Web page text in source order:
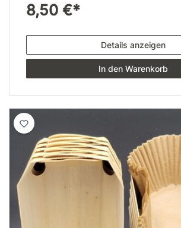
8,50 €*
Details anzeigen
In den Warenkorb